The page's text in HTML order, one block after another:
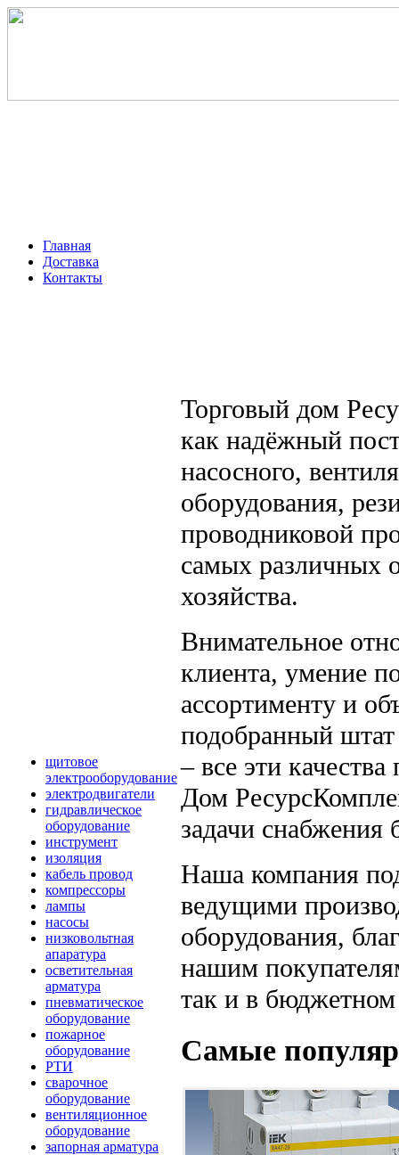
Главная
Доставка
Контакты
щитовое
электрооборудование
электродвигатели
гидравлическое
оборудование
инструмент
изоляция
кабель провод
компрессоры
лампы
насосы
низковольтная
апаратура
осветительная
арматура
пневматическое
оборудование
пожарное
оборудование
РТИ
сварочное
оборудование
вентиляционное
оборудование
запорная арматура
Торговый дом
как надёжный
насосного,
оборудования,
проводниковой
самых различных
хозяйства.
Внимательное
клиента, умение
ассортименту и
подобранный штат
– все эти
Дом
задачи снабжения
Наша компания
ведущими
оборудования,
нашим
так и в
Самые